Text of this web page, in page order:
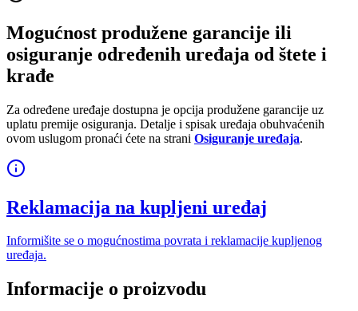
Mogućnost produžene garancije ili
osiguranje određenih uređaja od štete i
krađe
Za određene uređaje dostupna je opcija produžene garancije uz
uplatu premije osiguranja. Detalje i spisak uređaja obuhvaćenih
ovom uslugom pronaći ćete na strani Osiguranje uređaja.
Reklamacija na kupljeni uređaj
Informišite se o mogućnostima povrata i reklamacije kupljenog
uređaja.
Informacije o proizvodu